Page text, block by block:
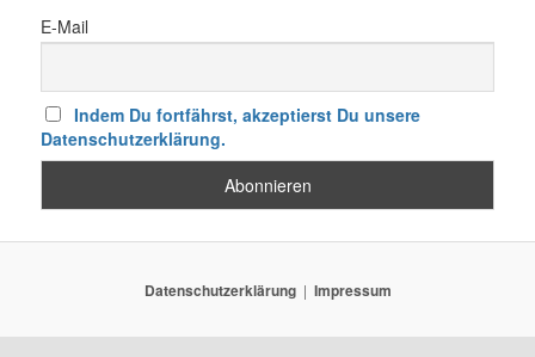
E-Mail
Indem Du fortfährst, akzeptierst Du unsere
Datenschutzerklärung.
Datenschutzerklärung Impressum